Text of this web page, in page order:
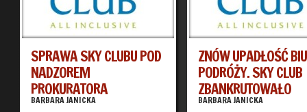
SPRAWA SKY CLUBU POD
NADZOREM
PROKURATORA
BARBARA JANICKA
ZNÓW UPADŁOŚĆ
PODRÓŻY. SKY CLUB
ZBANKRUTOWAŁO
BARBARA JANICKA